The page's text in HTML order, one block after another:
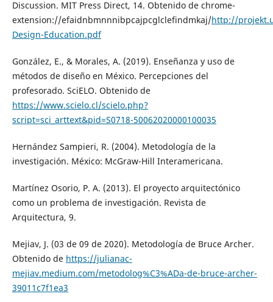
Discussion. MIT Press Direct, 14. Obtenido de chrome-
extension://efaidnbmnnnibpcajpcglclefindmkaj/http://
Design-Education.pdf
González, E., & Morales, A. (2019). Enseñanza y uso de
métodos de diseño en México. Percepciones del
profesorado. SciELO. Obtenido de
https://www.scielo.cl/scielo.php?
script=sci_arttext&pid=S0718-50062020000100035
Hernández Sampieri, R. (2004). Metodología de la
investigación. México: McGraw-Hill Interamericana.
Martínez Osorio, P. A. (2013). El proyecto arquitectónico
como un problema de investigación. Revista de
Arquitectura, 9.
Mejiav, J. (03 de 09 de 2020). Metodología de Bruce Archer.
Obtenido de https://julianac-
mejiav.medium.com/metodolog%C3%ADa-de-bruce-archer-
39011c7f1ea3